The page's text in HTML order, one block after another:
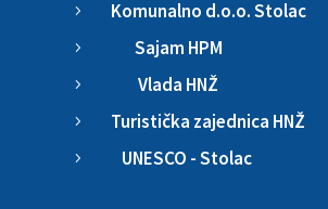
5 Komunalno d.o.o. Stolac
5 Sajam HPM
5 Vlada HNŽ
5 Turistička zajednica HNŽ
5 UNESCO - Stolac